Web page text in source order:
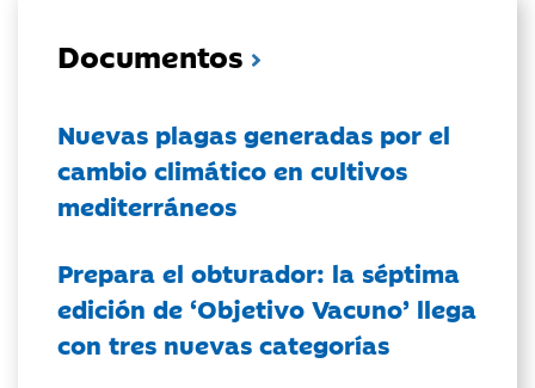
Documentos
Nuevas plagas generadas por el
cambio climático en cultivos
mediterráneos
Prepara el obturador: la séptima
edición de ‘Objetivo Vacuno’ llega
con tres nuevas categorías